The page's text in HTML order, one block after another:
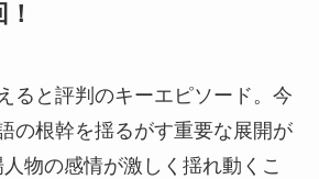
ると評判のキーエピソード。今
の根幹を揺るがす重要な展開が
物の感情が激しく揺れ動くこ